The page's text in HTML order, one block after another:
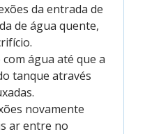
da entrada de
de água quente,
água até que a
tanque através
novamente
ar entre no